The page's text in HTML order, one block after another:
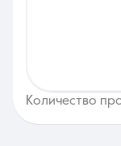
Количество